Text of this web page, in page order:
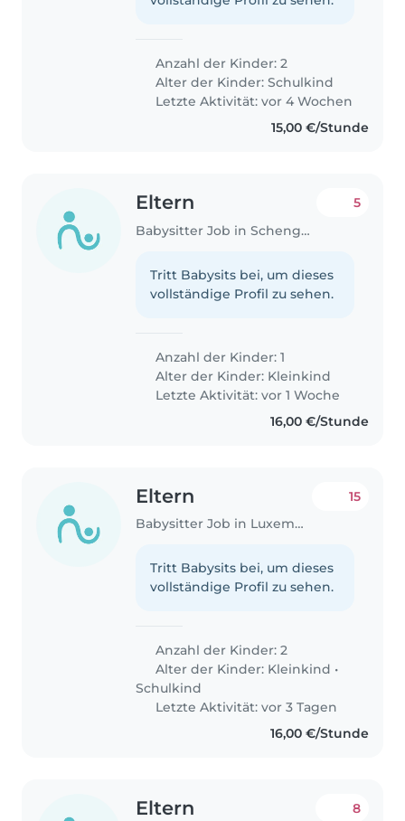
Anzahl der Kinder: 2
Alter der Kinder:Schulkind
Letzte Aktivität: vor 4 Wochen
15,00 €/Stunde
Eltern
Babysitter Job in Schengen
5
Tritt Babysits bei, um dieses
vollständige Profil zu sehen.
Anzahl der Kinder: 1
Alter der Kinder: Kleinkind
Letzte Aktivität: vor 1 Woche
16,00 €/Stunde
Eltern
Babysitter Job in Luxemburg
15
Tritt Babysits bei, um dieses
vollständige Profil zu sehen.
Anzahl der Kinder: 2
Alter der Kinder: Kleinkind •
Schulkind
Letzte Aktivität: vor 3 Tagen
16,00 €/Stunde
Eltern 8